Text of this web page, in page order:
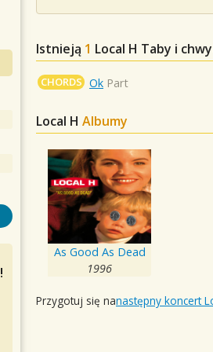
Istnieją 1 Local H Taby i
CHORDS Ok Part
Local H Albumy
As Good As Dead
1996
Przygotuj się nanastępny koncert